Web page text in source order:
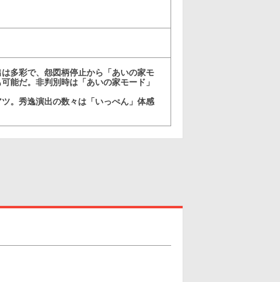
多彩で、怨図柄停止から「あいの家モ
能だ。非判別時は「あいの家モード」
。秀逸演出の数々は「いっぺん」体感